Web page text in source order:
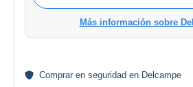
Más información sobre
Comprar en seguridad en Delcampe